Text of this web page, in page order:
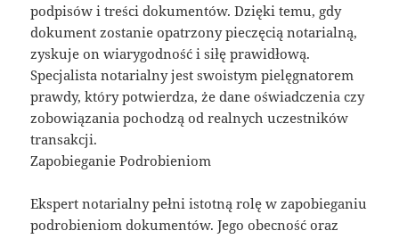
podpisów i treści dokumentów. Dzięki temu, gdy
dokument zostanie opatrzony pieczęcią notarialną,
zyskuje on wiarygodność i siłę prawidłową.
Specjalista notarialny jest swoistym pielęgnatorem
prawdy, który potwierdza, że dane oświadczenia czy
zobowiązania pochodzą od realnych uczestników
transakcji.
Zapobieganie Podrobieniom
Ekspert notarialny pełni istotną rolę w zapobieganiu
podrobieniom dokumentów. Jego obecność oraz